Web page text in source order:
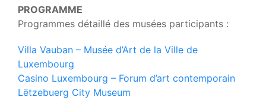
PROGRAMME
Programmes détaillé des musées participants :
Villa Vauban – Musée d’Art de la Ville de
Luxembourg
Casino Luxembourg – Forum d’art contemporain
Lëtzebuerg City Museum